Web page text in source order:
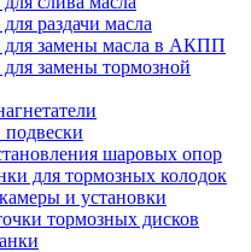
раздачи масла
для замены масла в АКПП
для замены тормозной
шаровых опор
для тормозных колодок
и установки
тормозных дисков